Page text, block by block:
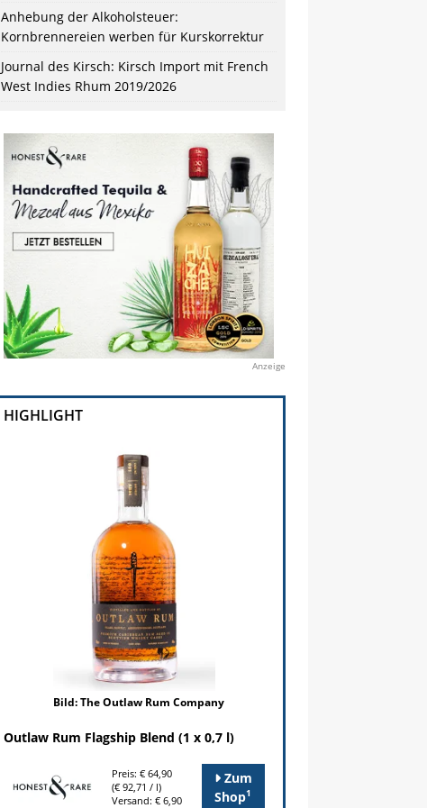
Anhebung der Alkoholsteuer:
Kornbrennereien werben für Kurskorrektur
Journal des Kirsch: Kirsch Import mit French
West Indies Rhum 2019/2026
Anzeige
HIGHLIGHT
Bild: The Outlaw Rum Company
Outlaw Rum Flagship Blend (1 x 0,7 l)
Preis: € 64,90
(€ 92,71 / l)
Versand: € 6,90
Zum
Shop1